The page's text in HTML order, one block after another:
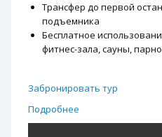
Трансфер до первой
подъемника
Бесплатное
фитнес-зала, сауны,
Забронировать тур
Подробнее